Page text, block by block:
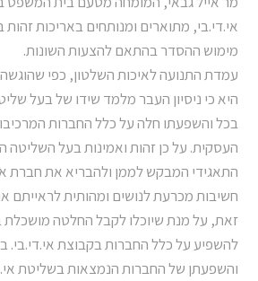
אי.די.בי, מתוארים ומנותחים באריכות
מימוש ההסדר בהתאם להצעות השונות.
עמדת התנועה לאיכות השלטון, כפי
היא כי ניסיון העבר מלמד שידו של בעל
בכל והשפעתו חלה על כלל החברות
העסקית. על כן זהות ואמינות בעל
התאגידי המבקש לממן ולהבריא את חברת
חשיבות מכרעת לנושים ומהותית לראייתם
זאת, על מנת שיוכלו לקבל החלטה
להשפיע על כלל החברות בקבוצת אי.די.בי.
והשפעתן של החברות הנמצאות בשליטת